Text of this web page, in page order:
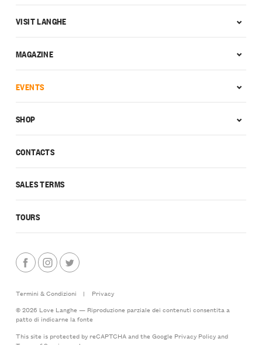
CONTACTS
SALES TERMS
TOURS
VISIT LANGHE
MAGAZINE
EVENTS
SHOP
Termini & Condizioni |
Privacy
© 2026 Love Langhe — Riproduzione parziale dei contenuti consentita a
patto di indicarne la fonte
This site is protected by reCAPTCHA and the Google Privacy Policyand